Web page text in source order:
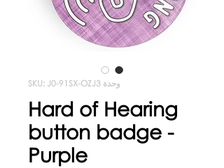
وحدة SKU: J0-91SX-OZJ3
Hard of Hearing
button badge -
Purple